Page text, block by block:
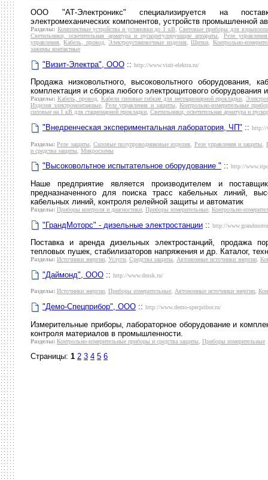
ООО "АТ-Электроникс" специализируется на
электромеханических компонентов, устройств промышленной
Разделы: Комплектные устройства и установки до 1 кВ ,Световые приборы для
Светильники, осветительная арматура и пускорегулирующие аппараты
Реле
управления ,Кабель, провод,Электроустановочные изделия ,Щитки
Контрольно-
зажимы контактные
"Визит-Электра", ООО :: http://www.vizit-elektra.ru/
Продажа низковольтного, высоковольтного оборудования,
комплектация и сборка любого электрощитового оборудования
Разделы: Кабель, провод,Кабели силовые гибкие для нестационарной прокладки,
Изделия электромонтажные,Реле управления и защиты, Контрольно-измерительные
силовые на 1 кВ для стационарной прокладки, Светильники, осветительная арматура и
"Внедренческая экспериментальная лаборатория, ЧП" :: http://
Разделы: Реле защиты Силовые полупроводниковые изделия Реле управления и защиты
и средства защиты
Микросхемы
"Высоковольтное испытательное оборудование " :: http://
Наше предприятие является производителем и
предназначенного для поиска трасс кабельных линий,
кабельных линий, контроля релейной защиты и автоматик
Разделы: Приборы контроля и диагностики Приборы измерительные Контрольно-
"ГрандМоторс" - дизельные электростанции :: http://
Поставка и аренда дизельных электростанций, продажа
тепловых пушек, стабилизаторов напряжения и др. Каталог,
Разделы: Источники энергии Услуги Средства защиты Автономные источники энергии
"Даймонд", ООО :: http://www.dmsk.ru/
Разделы: Источники энергии, Приборы измерительные, Автономные источники энергии,
"Демо-Спецприбор", ООО :: http://www.demo-specpribor.ru/
Измерительные приборы, лабораторное оборудование и
контроля материалов в промышленности.
Разделы: Контрольно-измерительные приборы и средства защиты Приборы измерительные
Страницы: 1 2 3 4 5 6